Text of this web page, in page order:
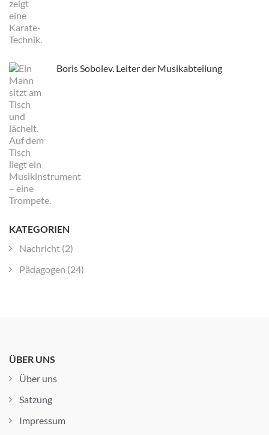
Boris Sobolev. Leiter der Musikabteilung
KATEGORIEN
Nachricht (2)
Pädagogen (24)
ÜBER UNS
Über uns
Satzung
Impressum